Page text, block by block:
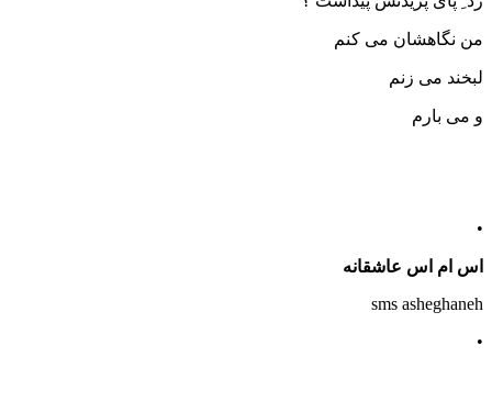
من نگاهشان می کنم
لبخند می زنم
و می بارم
•
اس ام اس عاشقانه
sms asheghaneh
•